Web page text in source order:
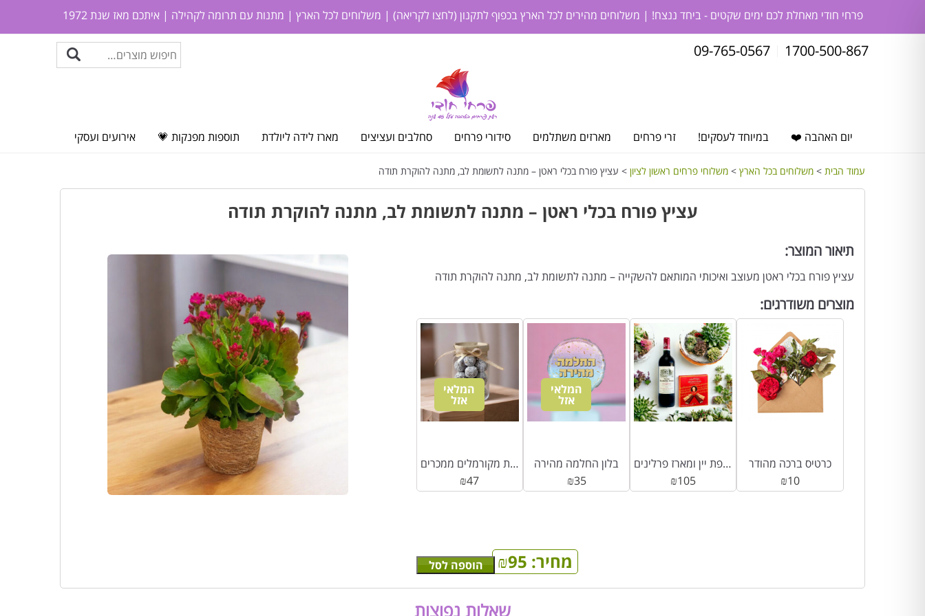
פרחי חודי מאחלת לכם ימים שקטים - ביחד ננצח! | משלוחים מהירים לכל הארץ בכפוף לתקנון (לחצו לקריאה) | משלוחים לכל הארץ | מתנות עם תרומה לקהילה | איתכם מאז שנת 1972
1700-500-867
09-765-0567
יום האהבה ❤️ במיוחד לעסקים! זרי פרחים מארזים משתלמים סידורי פרחים סחלבים ועציצים מארז לידה ליולדת תוספות מפנקות 💗 אירועים ועסקי
עמוד הבית > משלוחים בכל הארץ > משלוחי פרחים ראשון לציון > עציץ פורח בכלי ראטן – מתנה לתשומת לב, מתנה להוקרת תודה
עציץ פורח בכלי ראטן – מתנה לתשומת לב, מתנה להוקרת תודה
תיאור המוצר:
עציץ פורח בכלי ראטן מעוצב ואיכותי המותאם להשקייה – מתנה לתשומת לב, מתנה להוקרת תודה
מחיר: ₪95 הוספה לסל
מוצרים משודרגים:
המלאי
אזל
צנצנת מקורמלים ממכרים
₪47
המלאי
אזל
בלון החלמה מהירה
₪35
תוספת יין ומארז פרלינים
₪105
כרטיס ברכה מהודר
₪10
שאלות נפוצות